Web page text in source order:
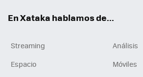
En Xataka hablamos de...
Streaming
Análisis
Espacio
Móviles